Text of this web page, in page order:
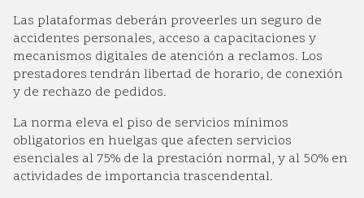
Las plataformas deberán proveerles un seguro de
accidentes personales, acceso a capacitaciones y
mecanismos digitales de atención a reclamos. Los
prestadores tendrán libertad de horario, de conexión
y de rechazo de pedidos.
La norma eleva el piso de servicios mínimos
obligatorios en huelgas que afecten servicios
esenciales al 75% de la prestación normal, y al 50% en
actividades de importancia trascendental.